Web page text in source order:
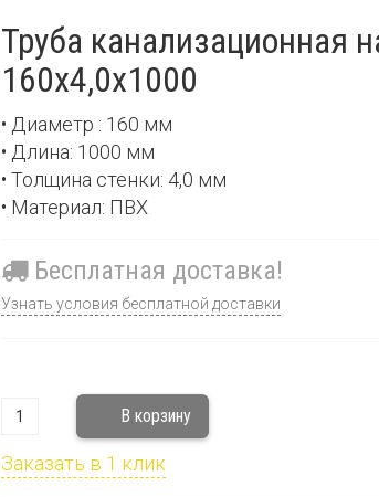
Труба канализационная
160х4,0х1000
• Диаметр : 160 мм
• Длина: 1000 мм
• Толщина стенки: 4,0 мм
• Материал: ПВХ
Бесплатная доставка!
Узнать условия бесплатной доставки
Заказать в 1 клик